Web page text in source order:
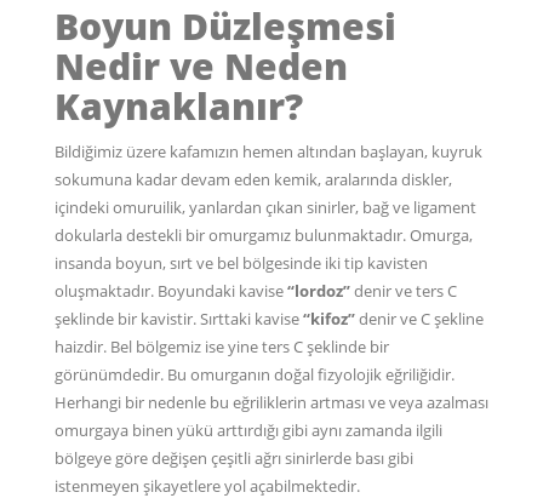
Boyun Düzleşmesi
Nedir ve Neden
Kaynaklanır?
Bildiğimiz üzere kafamızın hemen altından başlayan, kuyruk
sokumuna kadar devam eden kemik, aralarında diskler,
içindeki omuruilik, yanlardan çıkan sinirler, bağ ve ligament
dokularla destekli bir omurgamız bulunmaktadır. Omurga,
insanda boyun, sırt ve bel bölgesinde iki tip kavisten
oluşmaktadır. Boyundaki kavise“lordoz”denir ve ters C
şeklinde bir kavistir. Sırttaki kavise“kifoz”denir ve C şekline
haizdir. Bel bölgemiz ise yine ters C şeklinde bir
görünümdedir. Bu omurganın doğal fizyolojik eğriliğidir.
Herhangi bir nedenle bu eğriliklerin artması ve veya azalması
omurgaya binen yükü arttırdığı gibi aynı zamanda ilgili
bölgeye göre değişen çeşitli ağrı sinirlerde bası gibi
istenmeyen şikayetlere yol açabilmektedir.